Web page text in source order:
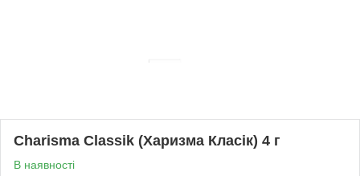
Charisma Classik (Харизма Класік) 4 г
В наявності